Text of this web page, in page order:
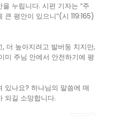
누립니다. 시편 기자는 “주
평안이 있으니”(시 119:165)
더 높아지려고 발버둥 치지만,
미 주님 안에서 안전하기에 평
있나요? 하나님의 말씀에 매
되길 소망합니다.